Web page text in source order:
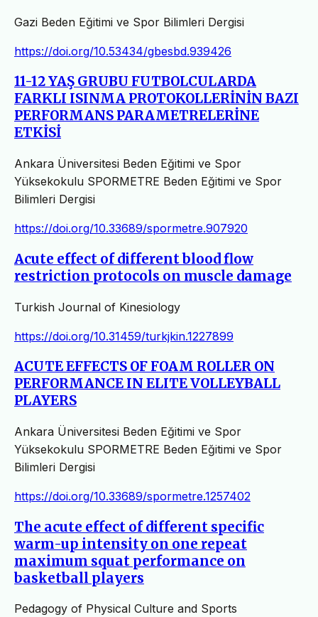
Gazi Beden Eğitimi ve Spor Bilimleri Dergisi
https://doi.org/10.53434/gbesbd.939426
11-12 YAŞ GRUBU FUTBOLCULARDA
FARKLI ISINMA PROTOKOLLERİNİN BAZI
PERFORMANS PARAMETRELERİNE
ETKİSİ
Ankara Üniversitesi Beden Eğitimi ve Spor
Yüksekokulu SPORMETRE Beden Eğitimi ve Spor
Bilimleri Dergisi
https://doi.org/10.33689/spormetre.907920
Acute effect of different blood flow
restriction protocols on muscle damage
Turkish Journal of Kinesiology
https://doi.org/10.31459/turkjkin.1227899
ACUTE EFFECTS OF FOAM ROLLER ON
PERFORMANCE IN ELITE VOLLEYBALL
PLAYERS
Ankara Üniversitesi Beden Eğitimi ve Spor
Yüksekokulu SPORMETRE Beden Eğitimi ve Spor
Bilimleri Dergisi
https://doi.org/10.33689/spormetre.1257402
The acute effect of different specific
warm-up intensity on one repeat
maximum squat performance on
basketball players
Pedagogy of Physical Culture and Sports